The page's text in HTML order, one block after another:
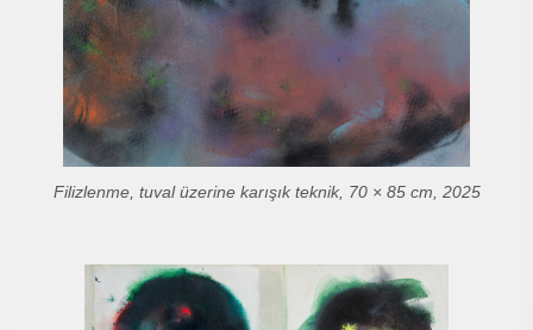
Filizlenme, tuval üzerine karışık teknik, 70 × 85 cm, 2025